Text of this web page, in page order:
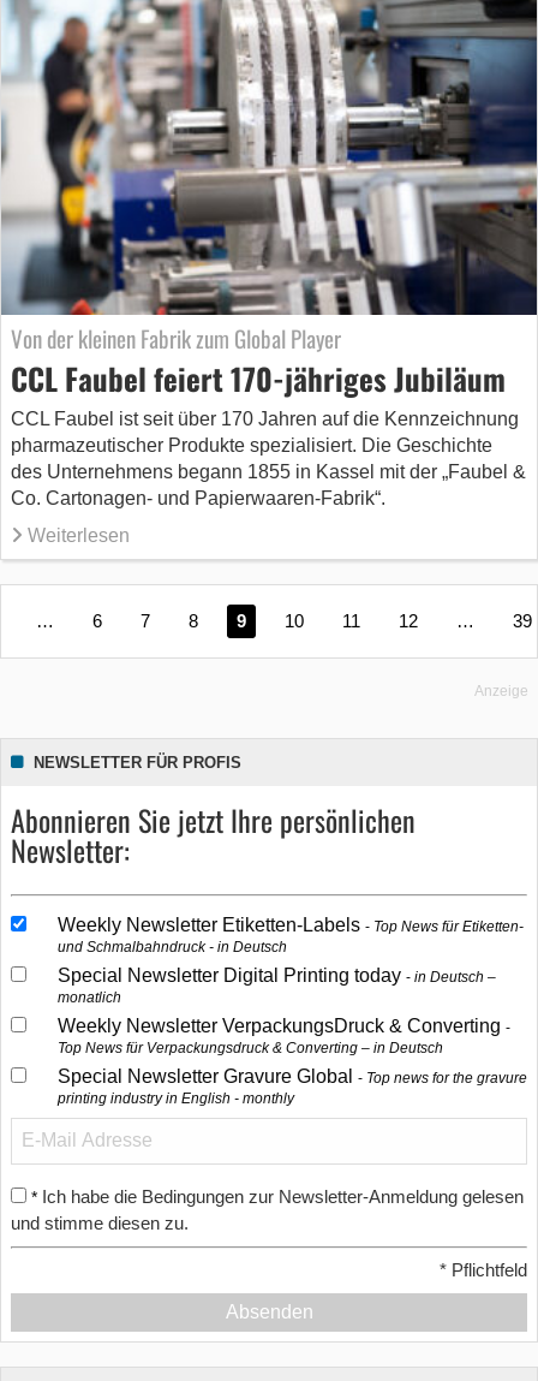
Von der kleinen Fabrik zum Global Player
CCL Faubel feiert 170-jähriges Jubiläum
CCL Faubel ist seit über 170 Jahren auf die Kennzeichnung
pharmazeutischer Produkte spezialisiert. Die Geschichte
des Unternehmens begann 1855 in Kassel mit der „Faubel &
Co. Cartonagen- und Papierwaaren-Fabrik“.
Weiterlesen
… 6 7 8 9 10 11 12 … 39
Anzeige
NEWSLETTER FÜR PROFIS
Abonnieren Sie jetzt Ihre persönlichen
Newsletter:
Weekly Newsletter Etiketten-Labels
Top News für Etiketten-
und Schmalbahndruck - in Deutsch
Special Newsletter Digital Printing today
in Deutsch –
monatlich
Weekly Newsletter VerpackungsDruck & Converting
Top News für Verpackungsdruck & Converting – in Deutsch
Special Newsletter Gravure Global
Top news for the gravure
printing industry in English - monthly
* Ich habe die Bedingungen zur Newsletter-Anmeldung gelesen
und stimme diesen zu.
* Pflichtfeld
Absenden